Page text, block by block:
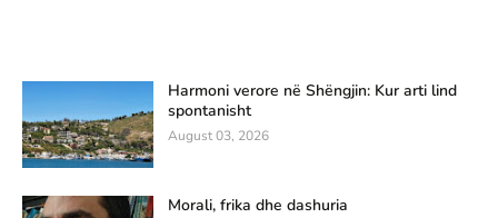
Harmoni verore në Shëngjin: Kur arti lind
spontanisht
August 03, 2026
Morali, frika dhe dashuria